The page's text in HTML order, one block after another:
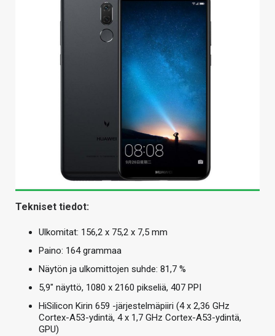
Tekniset tiedot:
Ulkomitat: 156,2 x 75,2 x 7,5 mm
Paino: 164 grammaa
Näytön ja ulkomittojen suhde: 81,7 %
5,9″ näyttö, 1080 x 2160 pikseliä, 407 PPI
HiSilicon Kirin 659 -järjestelmäpiiri (4 x 2,36 GHz
Cortex-A53-ydintä, 4 x 1,7 GHz Cortex-A53-ydintä,
GPU)